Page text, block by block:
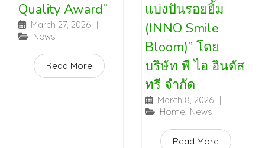
Quality Award”
March 27, 2026 |
News
Read More
แบ่งปันรอยยิ้ม
(INNO Smile
Bloom)” โดย
บริษัท พี ไอ อินดัส
ทรี จำกัด
March 8, 2026 |
Home, News
Read More